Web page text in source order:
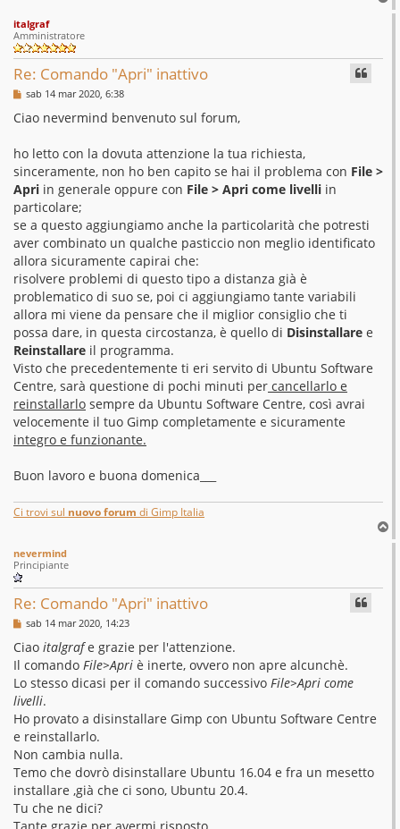
o
italgraf
Amministratore
Re: Comando "Apri" inattivo
M
s
s
g
g
i
o
sab 14 mar 2020, 6:38
Ciao nevermind benvenuto sul forum,
ho letto con la dovuta attenzione la tua richiesta,
sinceramente, non ho ben capito se hai il problema con File >
Apri in generale oppure con File > Apri come livelli in
particolare;
se a questo aggiungiamo anche la particolarità che potresti
aver combinato un qualche pasticcio non meglio identificato
allora sicuramente capirai che:
risolvere problemi di questo tipo a distanza già è
problematico di suo se, poi ci aggiungiamo tante variabili
allora mi viene da pensare che il miglior consiglio che ti
possa dare, in questa circostanza, è quello di Disinstallare e
Reinstallare il programma.
Visto che precedentemente ti eri servito di Ubuntu Software
Centre, sarà questione di pochi minuti per cancellarlo e
reinstallarlo sempre da Ubuntu Software Centre, così avrai
velocemente il tuo Gimp completamente e sicuramente
integro e funzionante.
Buon lavoro e buona domenica___
Ci trovi sul nuovo forum di Gimp Italia
o
nevermind
Principiante
Re: Comando "Apri" inattivo
M
s
s
a
g
g
i
o
sab 14 mar 2020, 14:23
Ciao italgrafe grazie per l'attenzione.
Il comando File>Apri è inerte, ovvero non apre alcunchè.
Lo stesso dicasi per il comando successivo File>Apri come
livelli.
Ho provato a disinstallare Gimp con Ubuntu Software Centre
e reinstallarlo.
Non cambia nulla.
Temo che dovrò disinstallare Ubuntu 16.04 e fra un mesetto
installare ,già che ci sono, Ubuntu 20.4.
Tu che ne dici?